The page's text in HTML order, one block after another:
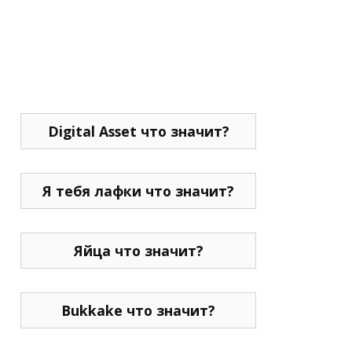
Digital Asset что значит?
Я тебя лафки что значит?
Яйца что значит?
Bukkake что значит?